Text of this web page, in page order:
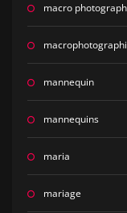
macro
mannequin
mannequins
maria
mariage